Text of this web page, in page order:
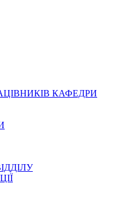
КАФЕДРИ